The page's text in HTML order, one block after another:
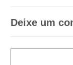
Deixe um